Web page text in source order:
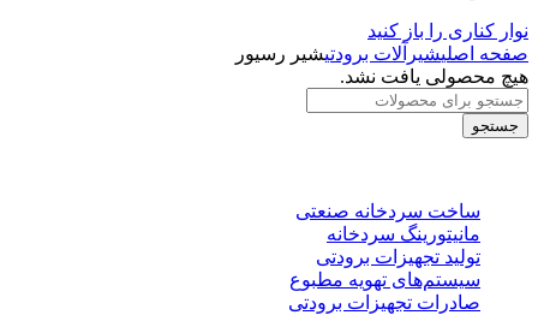
نوار کناری را باز کنید
صفحه اصلیشیرآلات برودتیشیر رسیور
هیچ محصولی یافت نشد.
جستجو
ساخت سردخانه صنعتی
مانیتورینگ سردخانه
تولید تجهیزات برودتی
سیستم‌های تهویه مطبوع
صادرات تجهیزات برودتی